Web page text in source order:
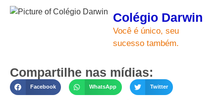
Colégio Darwin
Você é único, seu
sucesso também.
Compartilhe nas mídias:
Facebook WhatsApp Twitter